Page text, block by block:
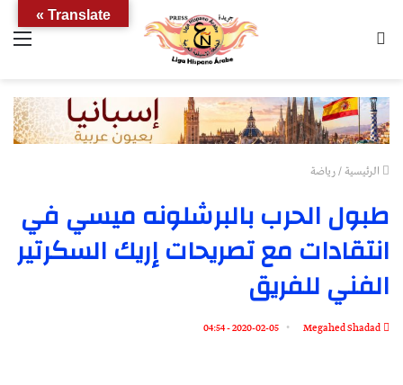
الرئيسية/رياضة
طبول الحرب بالبرشلونه ميسي في
انتقادات مع تصريحات إريك السكرتير
الفني للفريق
Megahed Shadad
2020-02-05 - 04:54
Translate »